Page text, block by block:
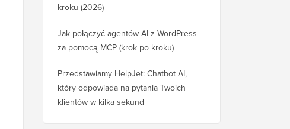
kroku (2026)
Jak połączyć agentów AI z WordPress
za pomocą MCP (krok po kroku)
Przedstawiamy HelpJet: Chatbot AI,
który odpowiada na pytania Twoich
klientów w kilka sekund